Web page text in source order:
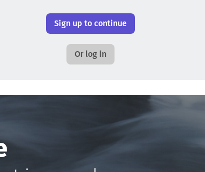
Sign up to continue
Or log in